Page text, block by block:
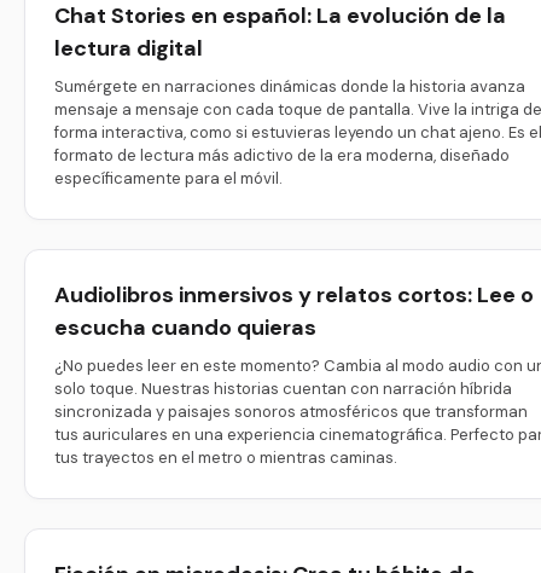
Chat Stories en español: La evolución de la
lectura digital
Sumérgete en narraciones dinámicas donde la historia avanza
mensaje a mensaje con cada toque de pantalla. Vive la intriga de
forma interactiva, como si estuvieras leyendo un chat ajeno. Es el
formato de lectura más adictivo de la era moderna, diseñado
específicamente para el móvil.
Audiolibros inmersivos y relatos cortos: Lee o
escucha cuando quieras
¿No puedes leer en este momento? Cambia al modo audio con
solo toque. Nuestras historias cuentan con narración híbrida
sincronizada y paisajes sonoros atmosféricos que transforman
tus auriculares en una experiencia cinematográfica. Perfecto
tus trayectos en el metro o mientras caminas.